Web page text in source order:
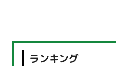
ランキング